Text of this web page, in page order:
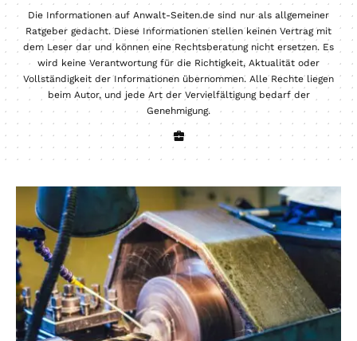
Die Informationen auf Anwalt-Seiten.de sind nur als allgemeiner
Ratgeber gedacht. Diese Informationen stellen keinen Vertrag mit
dem Leser dar und können eine Rechtsberatung nicht ersetzen. Es
wird keine Verantwortung für die Richtigkeit, Aktualität oder
Vollständigkeit der Informationen übernommen. Alle Rechte liegen
beim Autor, und jede Art der Vervielfältigung bedarf der
Genehmigung.